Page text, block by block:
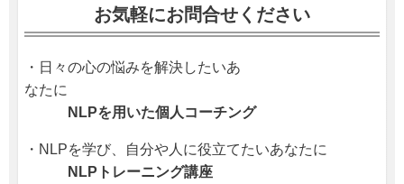
お気軽にお問合せください
・日々の心の悩みを解決したいあ
なたに
NLPを用いた個人コーチング
・NLPを学び、自分や人に役立てたいあなたに
NLPトレーニング講座